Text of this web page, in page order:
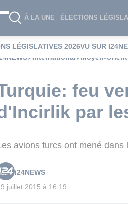
À LA UNE ÉLECTIONS
LÉGISLATIVES 2026VU SUR
International Moyen-Orient
feu
par
avions turcs ont mené
i24NEWS
juillet 2015 à 16:19